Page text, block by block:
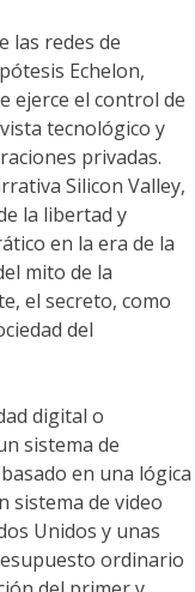
las redes de
Echelon,
ejerce el control de
tecnológico y
privadas.
Silicon Valley,
la libertad y
en la era de la
mito de la
el secreto, como
del
digital o
sistema de
en una lógica
sistema de video
Unidos y unas
ordinario